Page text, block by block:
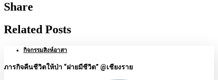
Share
Related Posts
กิจกรรมสิงห์อาสา
ภารกิจคืนชีวิตให้ป่า “ฝายมีชีวิต” @เชียงราย